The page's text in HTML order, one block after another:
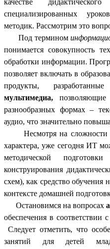
качестве
специализированных
методик. Рассмотрим это
Под термином
понимается совокупность
обработки информации.
позволяет включать в
продукты,
мультимедиа,
разнообразных формах –
аудио, что значительно
Несмотря на сложности
характера, уже сегодня ИТ
методической
конструирования
схем), как средство обучения
контексте домашней
Остановимся на вопросах
обеспечения в соответствии
Следует отметить, что
занятий для детей